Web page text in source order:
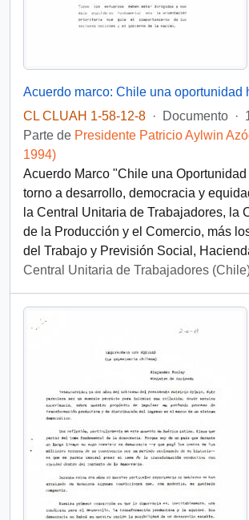
Acuerdo marco: Chile una oportunidad
CL CLUAH 1-58-12-8 · Documento ·
Parte de Presidente Patricio Aylwin
1994)
Acuerdo Marco "Chile una
torno a desarrollo, democracia y
la Central Unitaria de Trabajadores, la
de la Producción y el Comercio, más
del Trabajo y Previsión Social,
Central Unitaria de Trabajadores